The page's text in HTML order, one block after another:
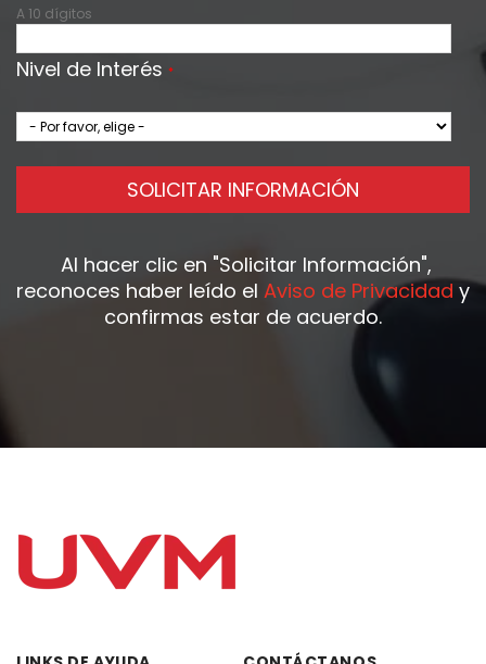
A 10 dígitos
Nivel de Interés *
SOLICITAR INFORMACIÓN
Al hacer clic en "Solicitar Información",
reconoces haber leído el Aviso de Privacidad y
confirmas estar de acuerdo.